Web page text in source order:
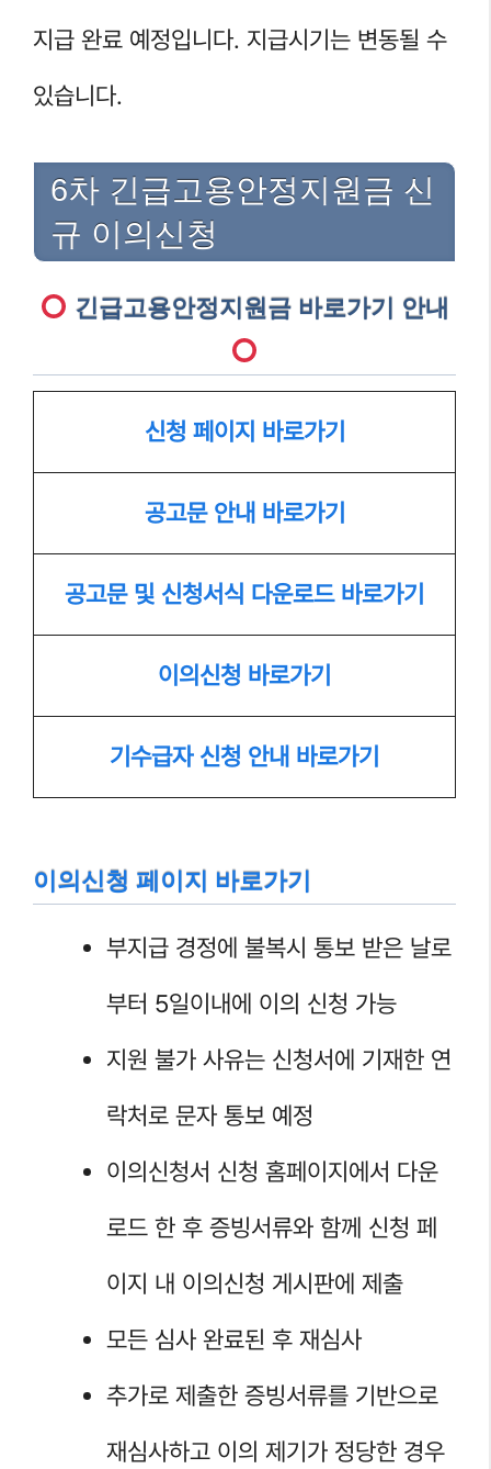
지급 완료 예정입니다. 지급시기는 변동될 수
있습니다.
6차 긴급고용안정지원금 신
규 이의신청
긴급고용안정지원금 바로가기 안내
신청 페이지 바로가기
공고문 안내 바로가기
공고문 및 신청서식 다운로드 바로가기
이의신청 바로가기
기수급자 신청 안내 바로가기
이의신청 페이지 바로가기
부지급 경정에 불복시 통보 받은 날로
부터 5일이내에 이의 신청 가능
지원 불가 사유는 신청서에 기재한 연
락처로 문자 통보 예정
이의신청서 신청 홈페이지에서 다운
로드 한 후 증빙서류와 함께 신청 페
이지 내 이의신청 게시판에 제출
모든 심사 완료된 후 재심사
추가로 제출한 증빙서류를 기반으로
재심사하고 이의 제기가 정당한 경우